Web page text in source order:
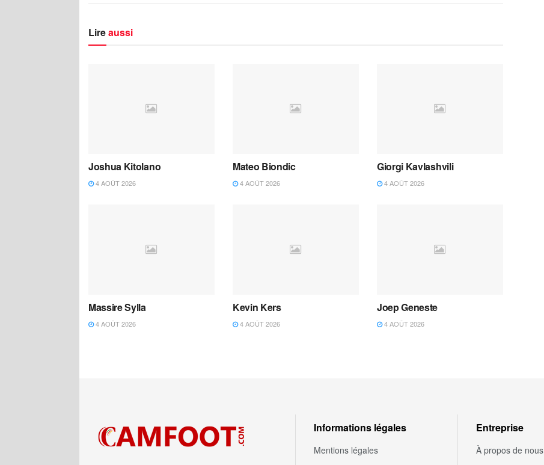
Lireaussi
Joshua Kitolano
4 AOÛT 2026
Mateo Biondic
4 AOÛT 2026
Giorgi Kavlashvili
4 AOÛT 2026
Massire Sylla
4 AOÛT 2026
Kevin Kers
4 AOÛT 2026
Joep Geneste
4 AOÛT 2026
Informations légales
Mentions légales
Entreprise
À propos de nous